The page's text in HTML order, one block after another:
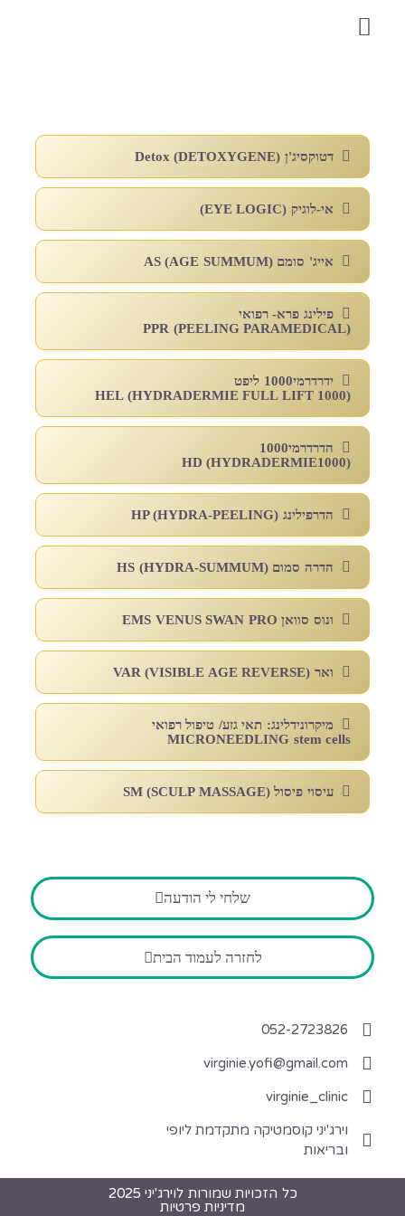
דטוקסיג'ן Detox (DETOXYGENE)
אי-לוגיק (EYE LOGIC)
אייג' סומם AS (AGE SUMMUM)
פילינג פרא- רפואי
PPR (PEELING PARAMEDICAL)
ידרדרמי1000 ליפט
HEL (HYDRADERMIE FULL LIFT 1000)
הדרדרמי1000
HD (HYDRADERMIE1000)
הדרפילינג HP (HYDRA-PEELING)
הדרה סמום HS (HYDRA-SUMMUM)
ונוס סוואן EMS VENUS SWAN PRO
ואר VAR (VISIBLE AGE REVERSE)
מיקרונידלינג: תאי גזע/ טיפול רפואי
MICRONEEDLING stem cells
עיסוי פיסול SM (SCULP MASSAGE)
שלחי לי הודעה
לחזרה לעמוד הבית
052-2723826
virginie.yofi@gmail.com
virginie_clinic
וירג'יני קוסמטיקה מתקדמת ליופי
ובריאות
כל הזכויות שמורות לוירג'יני 2025
מדיניות פרטיות